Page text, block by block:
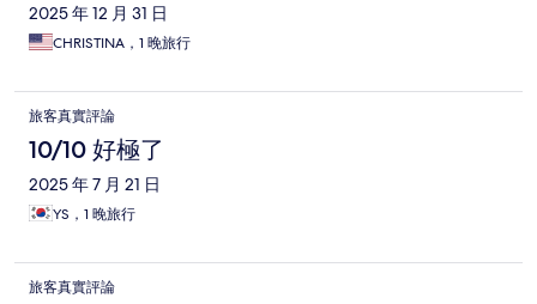
2025 年 12 月 31 日
CHRISTINA，1 晚旅行
旅客真實評論
10/10 好極了
2025 年 7 月 21 日
YS，1 晚旅行
旅客真實評論